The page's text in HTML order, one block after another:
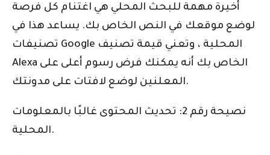
أخيرة مهمة للبحث المحلي هي اغتنام كل فرصة
لوضع موقعك في النص الخاص بك. يساعد هذا في
تصنيفات Google المحلية ، وتعني قيمة تصنيف
Alexa الخاص بك أنه يمكنك فرض رسوم أعلى على
المعلنين لوضع لافتات على مدونتك.
نصيحة رقم 2: تحديث المحتوى غالبًا بالمعلومات
المحلية.